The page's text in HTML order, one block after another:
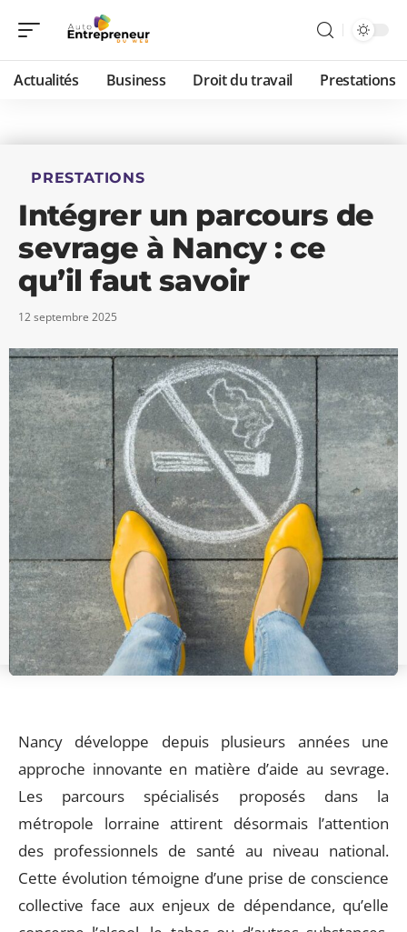
Actualités Business Droit du travail Prestations
PRESTATIONS
Intégrer un parcours de
sevrage à Nancy : ce
qu’il faut savoir
12 septembre 2025
Nancy développe depuis plusieurs années une
approche innovante en matière d’aide au sevrage.
Les parcours spécialisés proposés dans la
métropole lorraine attirent désormais l’attention
des professionnels de santé au niveau national.
Cette évolution témoigne d’une prise de conscience
collective face aux enjeux de dépendance, qu’elle